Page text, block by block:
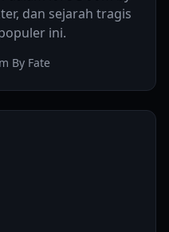
dan sejarah tragis
ini.
By Fate